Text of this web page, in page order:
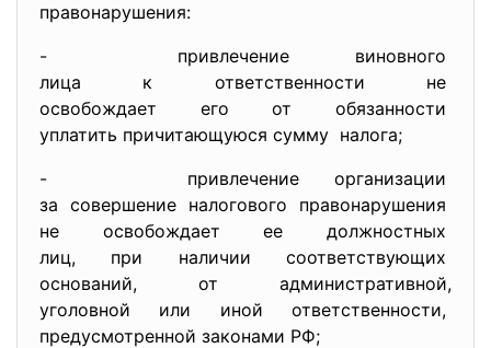
правонарушения:
- привлечение виновного
лица к ответственности не
освобождает его от обязанности
уплатить причитающуюся сумму налога;
- привлечение организации
за совершение налогового правонарушения
не освобождает ее должностных
лиц, при наличии соответствующих
оснований, от административной,
уголовной или иной ответственности,
предусмотренной законами РФ;